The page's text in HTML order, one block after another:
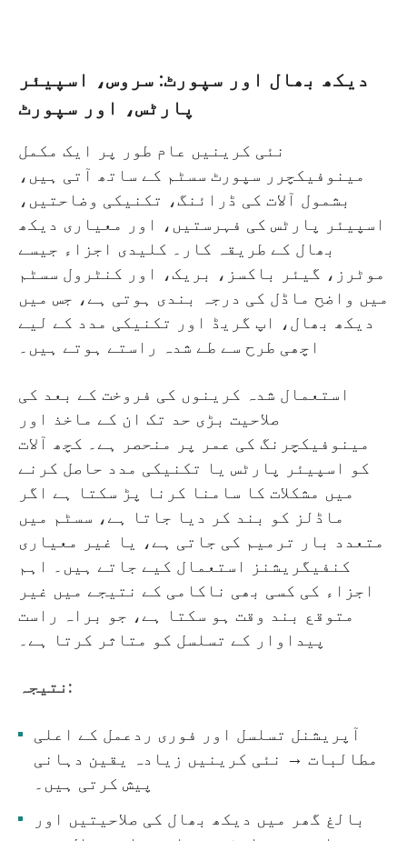
دیکھ بھال اور سپورٹ: سروس، اسپیئر
پارٹس، اور سپورٹ
نئی کرینیں عام طور پر ایک مکمل
مینوفیکچرر سپورٹ سسٹم کے ساتھ آتی ہیں،
بشمول آلات کی ڈرائنگ، تکنیکی وضاحتیں،
اسپیئر پارٹس کی فہرستیں، اور معیاری دیکھ
بھال کے طریقہ کار۔ کلیدی اجزاء جیسے
موٹرز، گیئر باکسز، بریک، اور کنٹرول سسٹم
میں واضح ماڈل کی درجہ بندی ہوتی ہے، جس میں
دیکھ بھال، اپ گریڈ اور تکنیکی مدد کے لیے
اچھی طرح سے طے شدہ راستے ہوتے ہیں۔
استعمال شدہ کرینوں کی فروخت کے بعد کی
صلاحیت بڑی حد تک ان کے ماخذ اور
مینوفیکچرنگ کی عمر پر منحصر ہے۔ کچھ آلات
کو اسپیئر پارٹس یا تکنیکی مدد حاصل کرنے
میں مشکلات کا سامنا کرنا پڑ سکتا ہے اگر
ماڈلز کو بند کر دیا جاتا ہے، سسٹم میں
متعدد بار ترمیم کی جاتی ہے، یا غیر معیاری
کنفیگریشنز استعمال کیے جاتے ہیں۔ اہم
اجزاء کی کسی بھی ناکامی کے نتیجے میں غیر
متوقع بند وقت ہو سکتا ہے، جو براہ راست
پیداوار کے تسلسل کو متاثر کرتا ہے۔
نتیجہ:
آپریشنل تسلسل اور فوری ردعمل کے اعلی
مطالبات → نئی کرینیں زیادہ یقین دہانی
پیش کرتی ہیں۔
بالغ گھر میں دیکھ بھال کی صلاحیتیں اور